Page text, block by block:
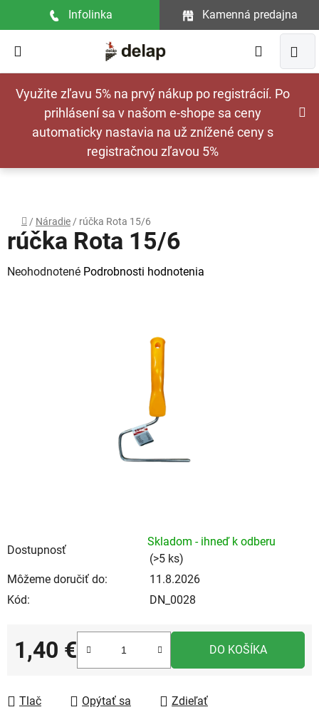
Využite zľavu 5% na prvý nákup po registrácií. Po
prihlásení sa v našom e-shope sa ceny
automaticky nastavia na už znížené ceny s
registračnou zľavou 5%
Infolinka Kamenná predajna
Hľadať
Domov
/ Náradie / rúčka Rota 15/6
Dostupnosť
Skladom - ihneď k odberu
(>5 ks)
Môžeme doručiť do:
11.8.2026
Kód:
DN_0028
1,40 €
Jednotková cena:
DO KOŠÍKA
Tlač Opýtať sa Zdieľať
rúčka Rota 15/6
Priemerné
Neohodnotené Podrobnosti hodnotenia